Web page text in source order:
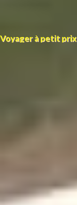
Voyager à petit prix